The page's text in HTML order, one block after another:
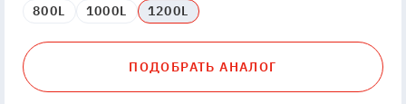
800L 1000L 1200L
ПОДОБРАТЬ АНАЛОГ